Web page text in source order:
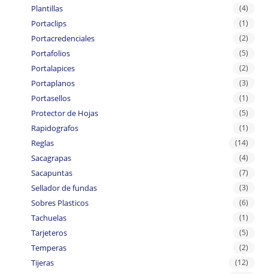
Plantillas (4)
Portaclips (1)
Portacredenciales (2)
Portafolios (5)
Portalapices (2)
Portaplanos (3)
Portasellos (1)
Protector de Hojas (5)
Rapidografos (1)
Reglas (14)
Sacagrapas (4)
Sacapuntas (7)
Sellador de fundas (3)
Sobres Plasticos (6)
Tachuelas (1)
Tarjeteros (5)
Temperas (2)
Tijeras (12)